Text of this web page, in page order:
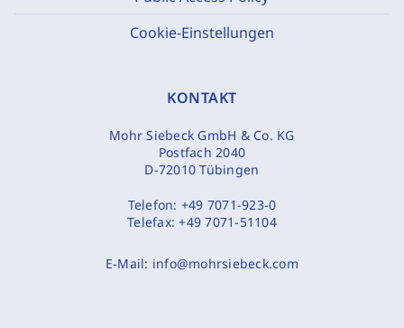
Cookie-Einstellungen
KONTAKT
Mohr Siebeck GmbH & Co. KG
Postfach 2040
D-72010 Tübingen
Telefon: +49 7071-923-0
Telefax:+49 7071-51104
E-Mail: info@mohrsiebeck.com